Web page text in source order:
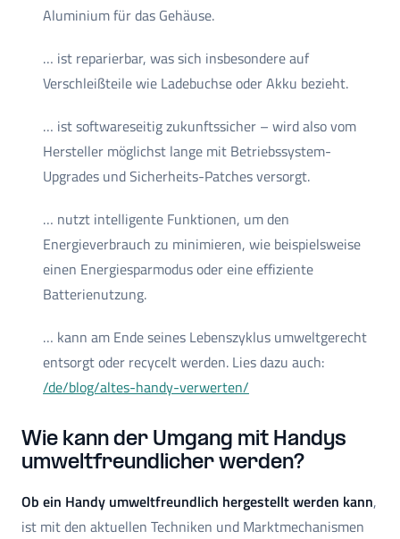
Aluminium für das Gehäuse.
… ist reparierbar, was sich insbesondere auf
Verschleißteile wie Ladebuchse oder Akku bezieht.
… ist softwareseitig zukunftssicher – wird also vom
Hersteller möglichst lange mit Betriebssystem-
Upgrades und Sicherheits-Patches versorgt.
… nutzt intelligente Funktionen, um den
Energieverbrauch zu minimieren, wie beispielsweise
einen Energiesparmodus oder eine effiziente
Batterienutzung.
… kann am Ende seines Lebenszyklus umweltgerecht
entsorgt oder recycelt werden. Lies dazu auch:
/de/blog/altes-handy-verwerten/
Wie kann der Umgang mit Handys
umweltfreundlicher werden?
Ob ein Handy umweltfreundlich hergestellt werden kann,
ist mit den aktuellen Techniken und Marktmechanismen